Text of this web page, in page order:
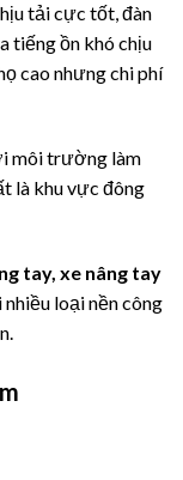
tải cực tốt, đàn
tiếng ồn khó chịu
cao nhưng chi phí
môi trường làm
là khu vực đông
tay, xe nâng tay
loại nền công